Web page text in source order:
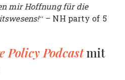
mir Hoffnung für die
– NH party of 5
Policy Podcastmit